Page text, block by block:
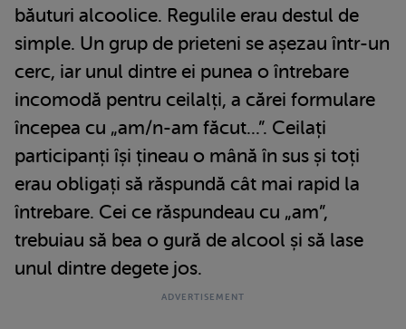
băuturi alcoolice. Regulile erau destul de
simple. Un grup de prieteni se așezau într-un
cerc, iar unul dintre ei punea o întrebare
incomodă pentru ceilalți, a cărei formulare
începea cu „am/n-am făcut...”. Ceilați
participanți își țineau o mână în sus și toți
erau obligați să răspundă cât mai rapid la
întrebare. Cei ce răspundeau cu „am”,
trebuiau să bea o gură de alcool și să lase
unul dintre degete jos.